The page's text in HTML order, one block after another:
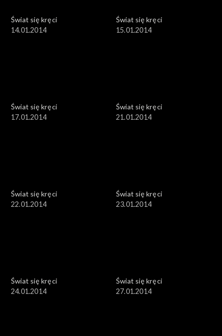
Świat się kręci
14.01.2014
Świat się kręci
15.01.2014
Świat się kręci
17.01.2014
Świat się kręci
21.01.2014
Świat się kręci
22.01.2014
Świat się kręci
23.01.2014
Świat się kręci
24.01.2014
Świat się kręci
27.01.2014